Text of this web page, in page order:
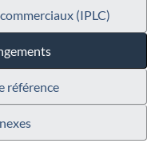
(IPLC)
référence